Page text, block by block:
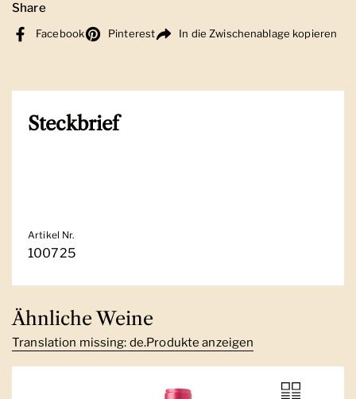
Share
Facebook Pinterest In die Zwischenablage kopieren
Steckbrief
Artikel Nr.
100725
Ähnliche Weine
Translation missing: de.Produkte anzeigen